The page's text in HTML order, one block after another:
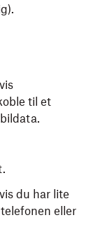
til et
du har lite
eller